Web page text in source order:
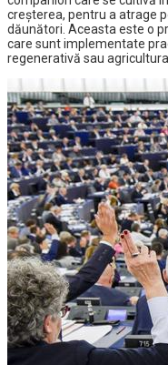
creșterea, pentru a atrage
dăunători. Aceasta este o
care sunt implementate
regenerativă sau agricultura